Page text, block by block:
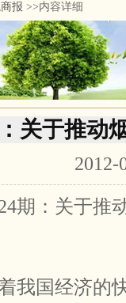
报 >>内容详细
关于推动
期：关于推
我国经济的